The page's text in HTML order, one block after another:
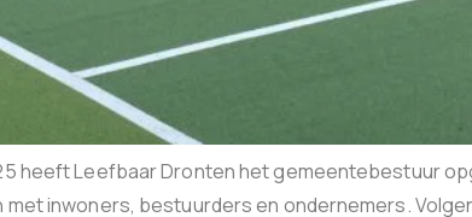
heeft Leefbaar Dronten het gemeentebestuur
inwoners, bestuurders en ondernemers.